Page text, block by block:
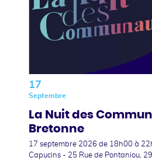
17
Septembre
La Nuit des
Bretonne
17 septembre 2026 de 18h00 à
Capucins - 25 Rue de Pontaniou,